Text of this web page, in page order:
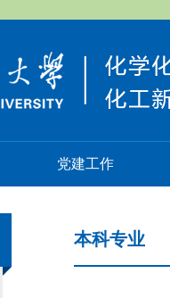
党建工作
本科专业